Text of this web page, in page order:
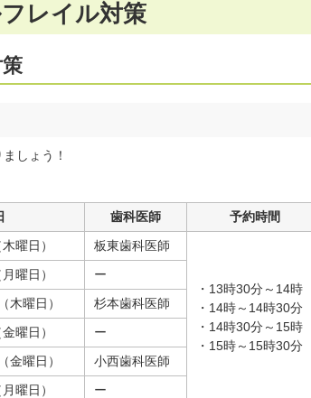
レイル対策
しょう！
歯科医師 予約時間
曜日） 板東歯科医師
・13時30分～14時
・14時～14時30分
・14時30分～15時
・15時～15時30分
曜日） ー
木曜日）
杉本歯科医師
曜日）
ー
金曜日）
小西歯科医師
曜日）
ー